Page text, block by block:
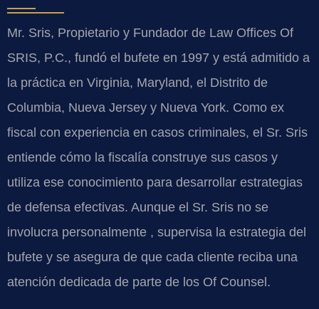
Mr. Sris, Propietario y Fundador de Law Offices Of
SRIS, P.C., fundó el bufete en 1997 y está admitido a
la práctica en Virginia, Maryland, el Distrito de
Columbia, Nueva Jersey y Nueva York. Como ex
fiscal con experiencia en casos criminales, el Sr. Sris
entiende cómo la fiscalía construye sus casos y
utiliza ese conocimiento para desarrollar estrategias
de defensa efectivas. Aunque el Sr. Sris no se
involucra personalmente , supervisa la estrategia del
bufete y se asegura de que cada cliente reciba una
atención dedicada de parte de los Of Counsel.